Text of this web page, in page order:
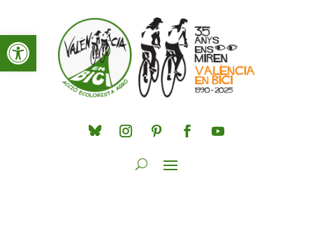
Obre la barra d'eines